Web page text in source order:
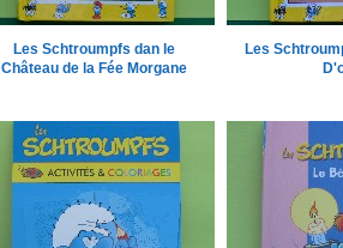
Les Schtroumpfs dan le
Château de la Fée Morgane
Les